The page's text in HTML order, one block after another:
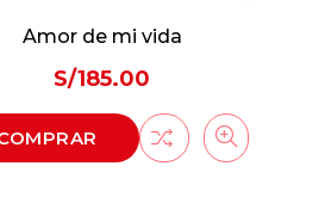
Dulzura
S/120.00